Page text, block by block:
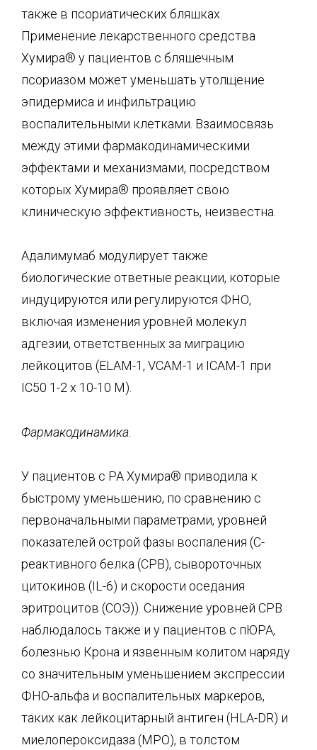
также в псориатических бляшках.
Применение лекарственного средства
Хумира® у пациентов с бляшечным
псориазом может уменьшать утолщение
эпидермиса и инфильтрацию
воспалительными клетками. Взаимосвязь
между этими фармакодинамическими
эффектами и механизмами, посредством
которых Хумира® проявляет свою
клиническую эффективность, неизвестна.
Адалимумаб модулирует также
биологические ответные реакции, которые
индуцируются или регулируются ФНО,
включая изменения уровней молекул
адгезии, ответственных за миграцию
лейкоцитов (ELAM-1, VCAM-1 и ICAM-1 при
IC50 1-2 х 10-10 М).
Фармакодинамика.
У пациентов с РА Хумира® приводила к
быстрому уменьшению, по сравнению с
первоначальными параметрами, уровней
показателей острой фазы воспаления (С-
реактивного белка (СРВ), сывороточных
цитокинов (IL-6) и скорости оседания
эритроцитов (СОЭ)). Снижение уровней СРВ
наблюдалось также и у пациентов с пЮРА,
болезнью Крона и язвенным колитом наряду
со значительным уменьшением экспрессии
ФНО-альфа и воспалительных маркеров,
таких как лейкоцитарный антиген (HLA-DR) и
миелопероксидаза (МРО), в толстом